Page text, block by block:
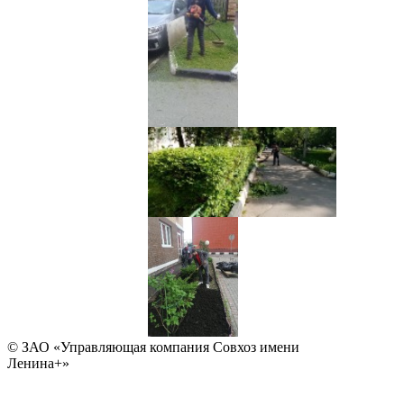
© ЗАО «Управляющая компания Совхоз имени
Ленина+»